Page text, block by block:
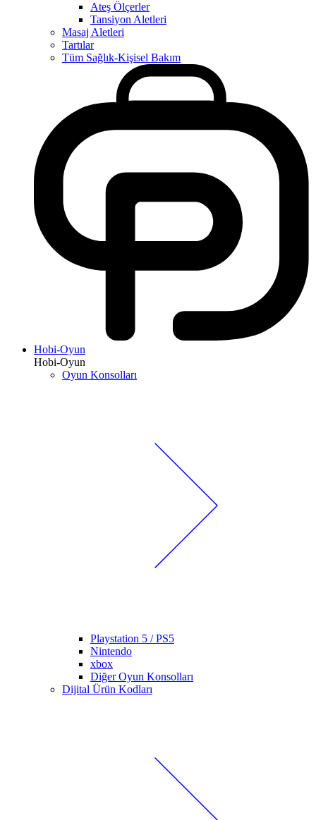
Ateş Ölçerler
Tansiyon Aletleri
Masaj Aletleri
Tartılar
Tüm Sağlık-Kişisel Bakım
Hobi-Oyun
Hobi-Oyun
Oyun Konsolları
Playstation 5 / PS5
Nintendo
xbox
Diğer Oyun Konsolları
Dijital Ürün Kodları